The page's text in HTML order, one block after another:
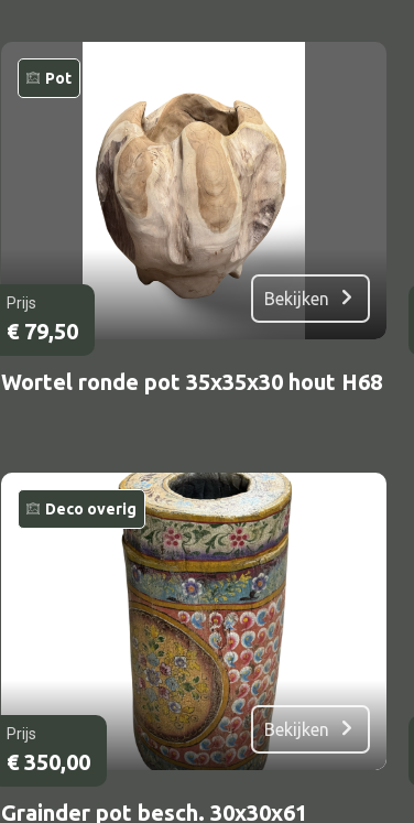
Pot
Prijs
€79,50
Bekijken
Wortel ronde pot 35x35x30 hout H68
Deco overig
Prijs
€350,00
Bekijken
Grainder pot besch. 30x30x61